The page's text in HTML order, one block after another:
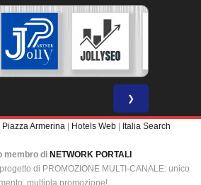
❯
Piazza Armerina Hotels Web Italia Search
membro di NETWORK PORTALI
di PROMOZIONE MULTI-CANALE: unico
multipla promozione!